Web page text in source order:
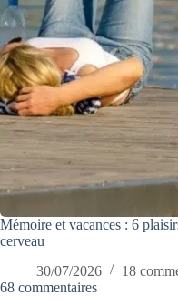
Mémoire et vacances : 6
cerveau
30/07/2026
18
68 commentaires